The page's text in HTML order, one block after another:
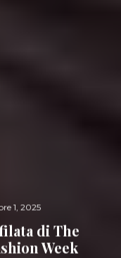
1, 2025
di The
Week